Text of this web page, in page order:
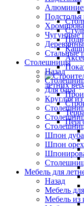
летних
Чугунные
Стальные
Столешницы
Назад
Для бара
Круглая
Шпон дуба
Шпон
Мебель для
Назад
Мебель
Мебель из